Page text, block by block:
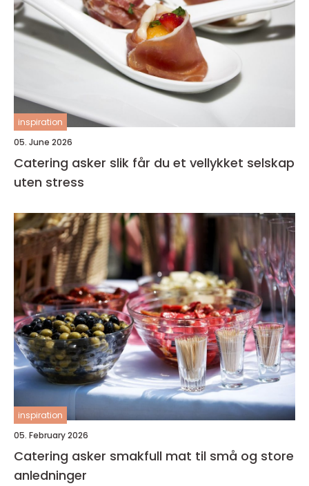
inspiration
05. June 2026
Catering asker slik får du et vellykket selskap
uten stress
inspiration
05. February 2026
Catering asker smakfull mat til små og store
anledninger